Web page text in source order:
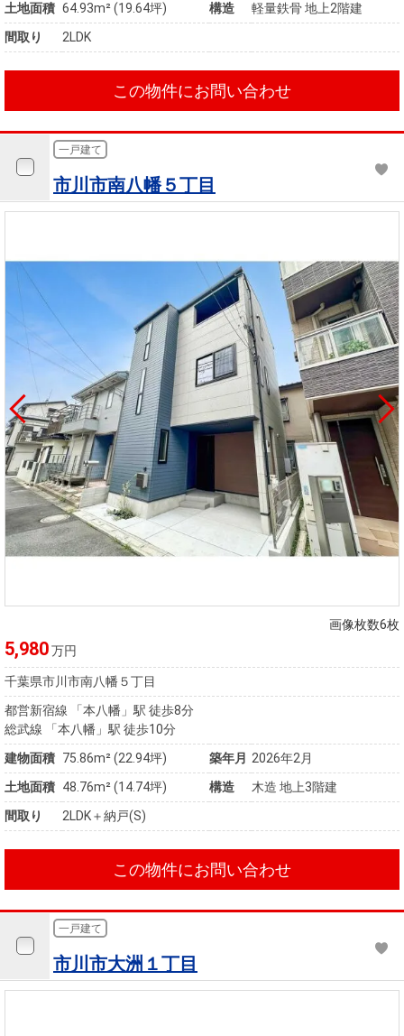
土地面積 64.93m² (19.64坪) 構造
軽量鉄骨 地上2階建
間取り
2LDK
この物件にお問い合わせ
一戸建て
市川市南八幡５丁目
画像枚数6枚
5,980万円
千葉県市川市南八幡５丁目
都営新宿線 「本八幡」駅 徒歩8分
総武線 「本八幡」駅 徒歩10分
建物面積 75.86m² (22.94坪) 築年月 2026年2月
土地面積 48.76m² (14.74坪) 構造
木造 地上3階建
間取り
2LDK＋納戸(S)
この物件にお問い合わせ
一戸建て
市川市大洲１丁目